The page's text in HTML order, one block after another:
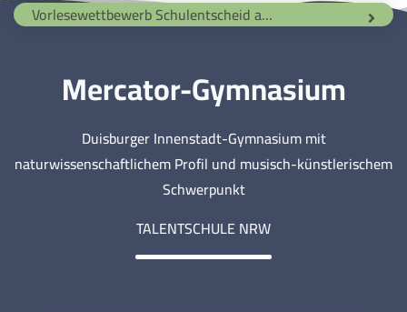
Vorlesewettbewerb Schulentscheid am 08.12.2020
Mercator-Gymnasium
Duisburger Innenstadt-Gymnasium mit
naturwissenschaftlichem Profil und musisch-künstlerischem
Schwerpunkt
TALENTSCHULE NRW